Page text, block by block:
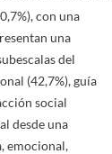
con una
una
del
(42,7%), guía
social
desde una
emocional,